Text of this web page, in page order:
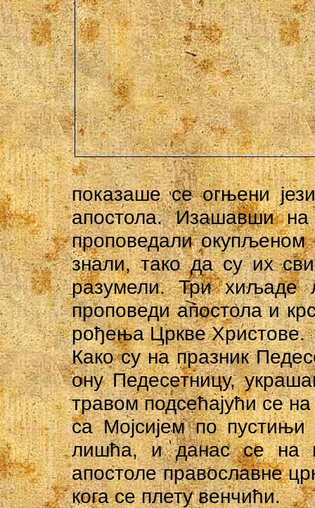
показаше се огњени
апостола. Изашавши
проповедали окупљеном
знали, тако да су их
разумели. Три хиљаде
проповеди апостола и
рођења Цркве Христове.
Како су на празник
ону Педесетницу,
травом подсећајући се
са Мојсијем по
лишћа, и данас се на
апостоле православне
кога се плету венчићи.